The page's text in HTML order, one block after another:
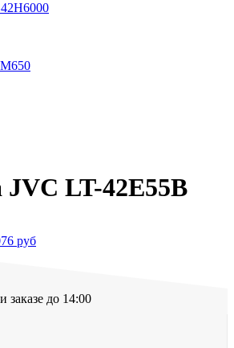
JVC LT-42E55B
руб
заказе до 14:00